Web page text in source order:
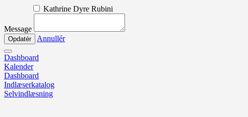
Kathrine Dyre Rubini
Message
Annullér
Dashboard
Kalender
Dashboard
Indlæserkatalog
Selvindlæsning